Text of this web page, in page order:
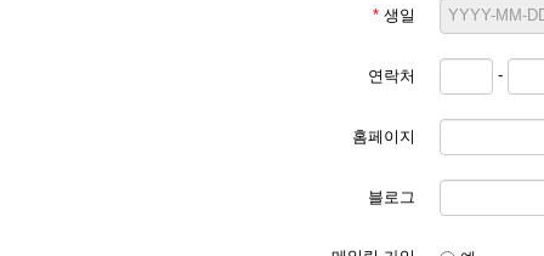
* 생일
연락처 -
홈페이지
블로그